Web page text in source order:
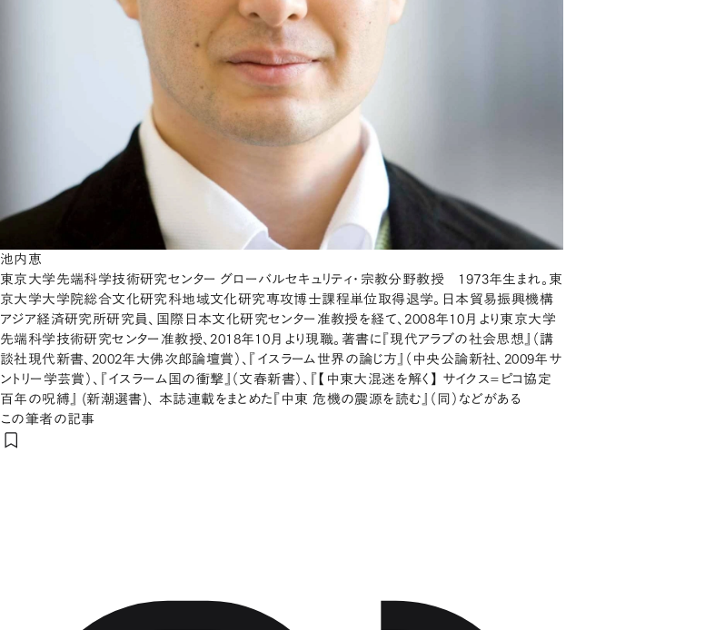
池内恵
東京大学先端科学技術研究センター グローバルセキュリティ・宗教分野教授 1973年生まれ。東
京大学大学院総合文化研究科地域文化研究専攻博士課程単位取得退学。日本貿易振興機構
アジア経済研究所研究員、国際日本文化研究センター准教授を経て、2008年10月より東京大学
先端科学技術研究センター准教授、2018年10月より現職。著書に『現代アラブの社会思想』（講
談社現代新書、2002年大佛次郎論壇賞）、『イスラーム世界の論じ方』（中央公論新社、2009年サ
ントリー学芸賞）、『イスラーム国の衝撃』（文春新書）、『【中東大混迷を解く】 サイクス=ピコ協定
百年の呪縛』 (新潮選書)、 本誌連載をまとめた『中東 危機の震源を読む』（同）などがある
この筆者の記事